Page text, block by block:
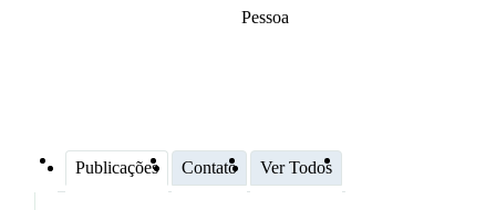
Pessoa
Publicações Contato Ver Todos